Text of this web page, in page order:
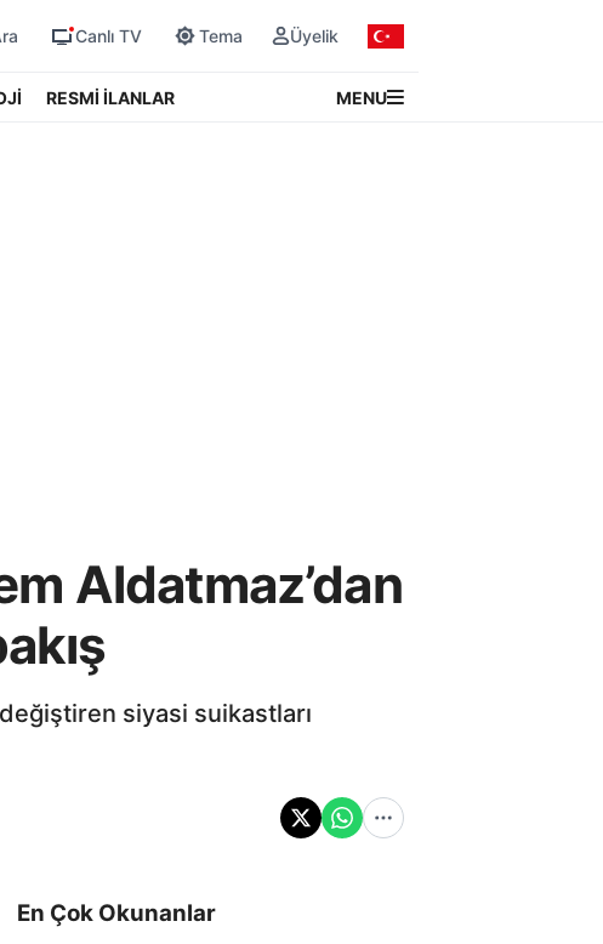
Canlı TV Tema Üyelik
RESMİ İLANLAR MENU
Aldatmaz’dan
siyasi suikastları
En Çok Okunanlar